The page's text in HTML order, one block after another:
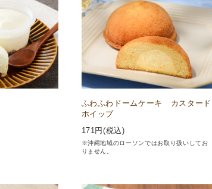
ふわふわドームケーキ カスタード
ホイップ
171 円(税込)
※沖縄地域のローソンではお取り扱いしてお
りません。